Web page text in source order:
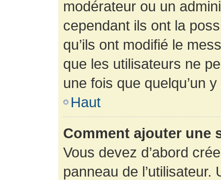
modérateur ou un
cependant ils ont la
qu’ils ont modifié le
que les utilisateurs ne
une fois que quelqu’un
Haut
Comment ajouter une
Vous devez d’abord
panneau de